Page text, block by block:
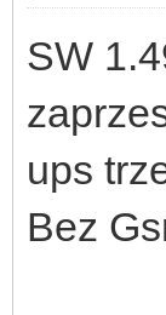
SW
ups
Bez